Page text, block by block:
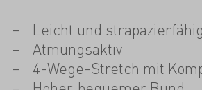
Leicht und strapazierfähig
Atmungsaktiv
4-Wege-Stretch mit